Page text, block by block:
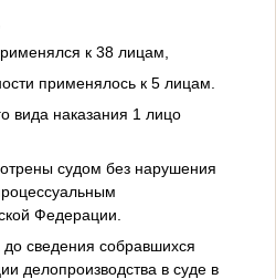
к 38 лицам,
применялось к 5 лицам.
вида наказания 1 лицо
судом без нарушения
Федерации.
сведения собравшихся
делопроизводства в суде в